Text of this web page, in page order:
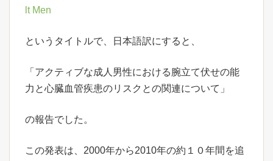
lt Men
というタイトルで、日本語訳にすると、
「アクティブな成人男性における腕立て伏せの能
力と心臓血管疾患のリスクとの関連について」
の報告でした。
この発表は、2000年から2010年の約１０年間を追